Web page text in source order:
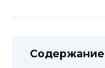
Содержание